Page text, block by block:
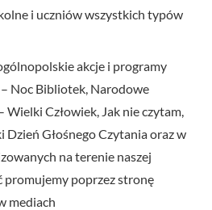
i uczniów wszystkich typów
akcje i programy
Noc Bibliotek, Narodowe
Wielki Człowiek, Jak nie czytam,
Dzień Głośnego Czytania oraz w
na terenie naszej
promujemy poprzez stronę
mediach